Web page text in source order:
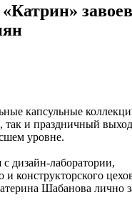
капсульные
так и праздничный
уровне.
дизайн-лаборатории,
и конструкторского
Шабанова лично